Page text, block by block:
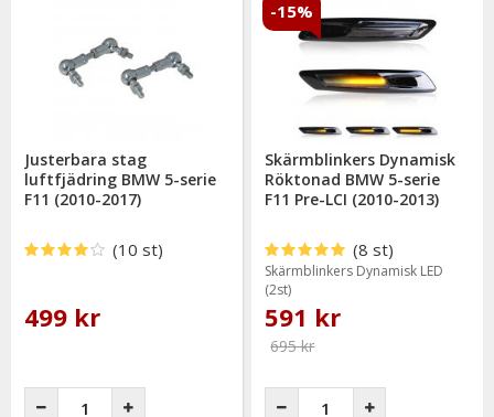
Justerbara stag
luftfjädring BMW 5-serie
F11 (2010-2017)
(10 st)
499 kr
Skärmblinkers Dynamisk
Röktonad BMW 5-serie
F11 Pre-LCI (2010-2013)
(8 st)
Skärmblinkers Dynamisk LED
(2st)
591 kr
695 kr
-15%